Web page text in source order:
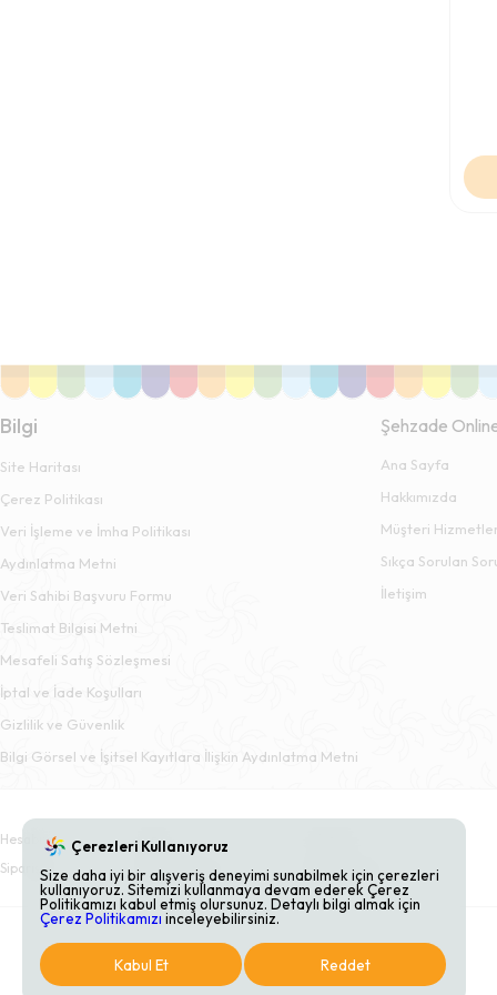
Bilgi
Site Haritası
Çerez Politikası
Veri İşleme ve İmha Politikası
Aydınlatma Metni
Veri Sahibi Başvuru Formu
Teslimat Bilgisi Metni
Mesafeli Satış Sözleşmesi
İptal ve İade Koşulları
Gizlilik ve Güvenlik
Bilgi Görsel ve İşitsel Kayıtlara İlişkin Aydınlatma Metni
Şehzade
Ana Sayfa
Hakkımızda
Müşteri
Sıkça Sorulan
İletişim
Hesabım
Siparişler
Sepet
Beğendiklerim
Bildirimlerim
Çerezleri Kullanıyoruz
Size daha iyi bir alışveriş deneyimi sunabilmek için çerezleri
kullanıyoruz. Sitemizi kullanmaya devam ederek Çerez
Politikamızı kabul etmiş olursunuz. Detaylı bilgi almak için
Çerez Politikamızı inceleyebilirsiniz.
Kabul Et Reddet